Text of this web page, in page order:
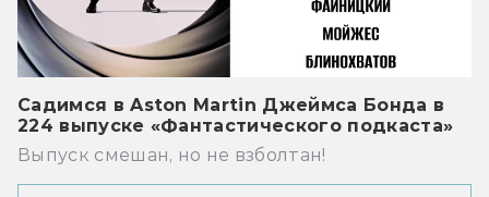
Садимся в Aston Martin Джеймса Бонда в
224 выпуске «Фантастического подкаста»
Выпуск смешан, но не взболтан!